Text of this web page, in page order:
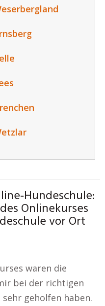
Hundeschule:
Onlinekurses
vor Ort
waren die
bei der richtigen
geholfen haben.